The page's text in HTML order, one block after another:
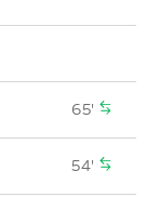
65'
54'